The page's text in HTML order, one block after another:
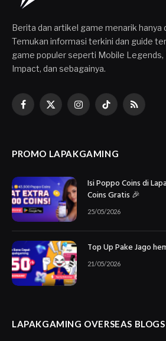
Berita dan artikel game menarik hanya
Temukan informasi terkini dan guide
game populer seperti Mobile Legends,
Impact, dan sebagainya.
Facebook
X
InstagramTikTokRSS
PROMO LAPAKGAMING
Isi Poppo Coins di
Coins Gratis 🎉
25/05/2026
Top Up Pake Jago
21/05/2026
LAPAKGAMING OVERSEAS BLOGS